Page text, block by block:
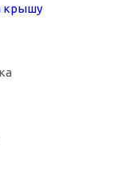
крышу